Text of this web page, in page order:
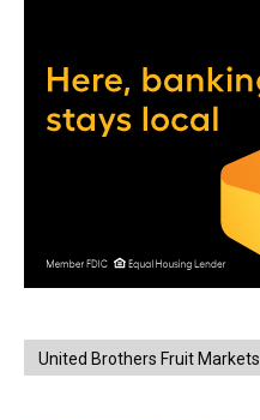
United Brothers Fruit Markets